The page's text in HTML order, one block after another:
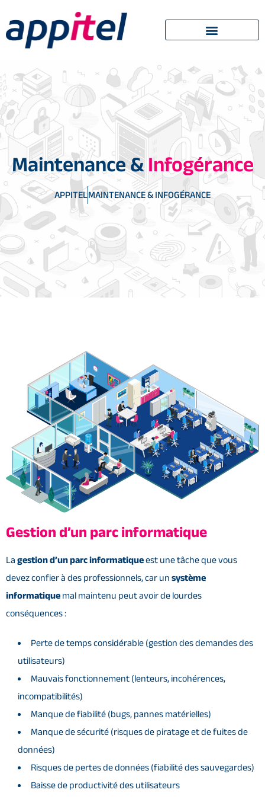
Maintenance &Infogérance
APPITELMAINTENANCE & INFOGÉRANCE
Gestion d’un parc informatique
La gestion d’un parc informatiqueest une tâche que vous
devez confier à des professionnels, car un système
informatique mal maintenu peut avoir de lourdes
conséquences :
Perte de temps considérable (gestion des demandes des
utilisateurs)
Mauvais fonctionnement (lenteurs, incohérences,
incompatibilités)
Manque de fiabilité (bugs, pannes matérielles)
Manque de sécurité (risques de piratage et de fuites de
données)
Risques de pertes de données (fiabilité des sauvegardes)
Baisse de productivité des utilisateurs